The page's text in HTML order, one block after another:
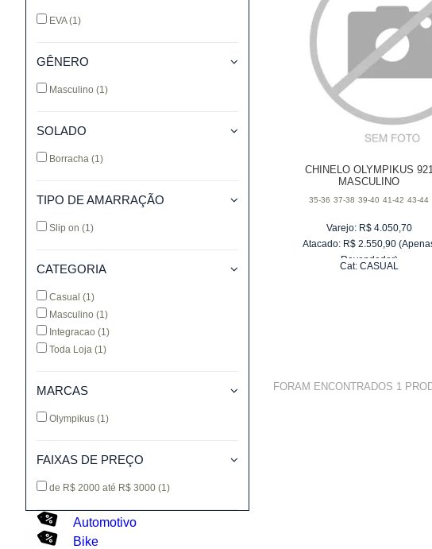
EVA(1)
GÊNERO
Masculino (1)
SOLADO
Borracha (1)
TIPO DE AMARRAÇÃO
Slip on (1)
CATEGORIA
Casual (1)
Masculino (1)
Integracao (1)
Toda Loja (1)
MARCAS
Olympikus (1)
FAIXAS DE PREÇO
de R$ 2000 até R$ 3000 (1)
Automotivo
Bike
CHINELO OLYMPIKUS
MASCULINO
35-36 37-38 39-40 41-42 43-44
Varejo: R$ 4.050,70
Atacado: R$ 2.550,90
Revendedor)
Cat: CASUAL
FORAM ENCONTRADOS 1